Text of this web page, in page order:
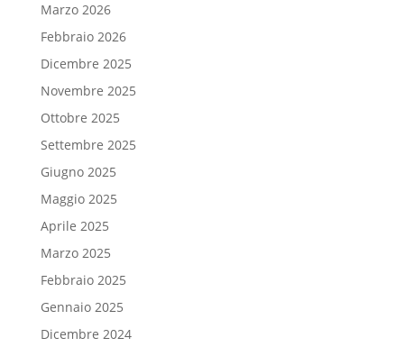
Marzo 2026
Febbraio 2026
Dicembre 2025
Novembre 2025
Ottobre 2025
Settembre 2025
Giugno 2025
Maggio 2025
Aprile 2025
Marzo 2025
Febbraio 2025
Gennaio 2025
Dicembre 2024